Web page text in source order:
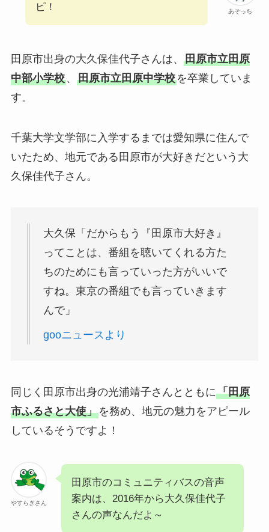
あそっち
ピ！
田原市出身の大久保佳代子さんは、 田原市立田原
中部小学校、 田原市立田原中学校を卒業していま
す。
千葉大学文学部に入学するまでは愛知県に住んで
いたため、地元である田原市が大好きだという大
久保佳代子さん。
大久保「だからもう『田原市大好き』
ってことは、番組を聴いてくれる方た
ちのためにも言っていった方がいいで
すね。東京の番組でも言っていきます
んで」
gooニュースより
同じく田原市出身の光浦靖子さんとともに「田原
市ふるさと大使」を務め、地元の魅力をアピール
しているそうですよ！
やすらぎさん
田原市のコミュニティバスの音声
案内は、2016年から大久保佳代子
さんの声なんだよ～